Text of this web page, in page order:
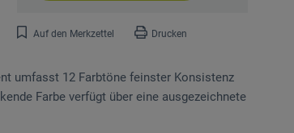
Auf den Merkzettel Drucken
umfasst 12 Farbtöne feinster Konsistenz
Farbe verfügt über eine ausgezeichnete